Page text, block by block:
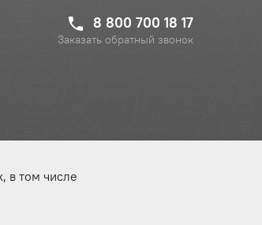
8 800 700 18 17
Заказать обратный звонок
в том числе